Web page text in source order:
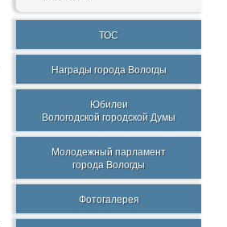
ТОС
Награды города Вологды
Юбилеи
Вологодской городской Думы
Молодежный парламент
города Вологды
Фотогалерея